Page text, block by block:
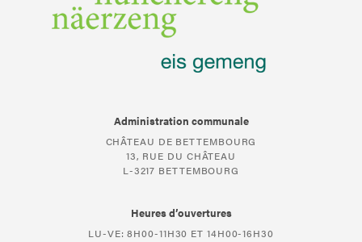
Administration communale
CHÂTEAU DE BETTEMBOURG
13, RUE DU CHÂTEAU
L-3217 BETTEMBOURG
Heures d’ouvertures
LU-VE: 8H00-11H30 ET 14H00-16H30